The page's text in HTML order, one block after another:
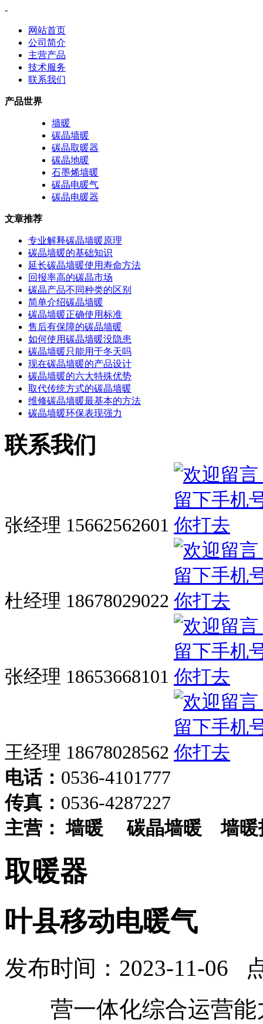
-
网站首页
公司简介
主营产品
技术服务
联系我们
产品世界
墙暖
碳晶墙暖
碳晶取暖器
碳晶地暖
石墨烯墙暖
碳晶电暖气
碳晶电暖器
文章推荐
专业解释碳晶墙暖原理
碳晶墙暖的基础知识
延长碳晶墙暖使用寿命方法
回报率高的碳晶市场
碳晶产品不同种类的区别
简单介绍碳晶墙暖
碳晶墙暖正确使用标准
售后有保障的碳晶墙暖
如何使用碳晶墙暖没隐患
碳晶墙暖只能用于冬天吗
现在碳晶墙暖的产品设计
碳晶墙暖的六大特殊优势
取代传统方式的碳晶墙暖
维修碳晶墙暖最基本的方法
碳晶墙暖环保表现强力
联系我们
张经理 15662562601
杜经理 18678029022
张经理 18653668101
王经理 18678028562
电话： 0536-4101777
传真： 0536-4287227
主营： 墙暖碳晶墙暖墙暖
取暖器
叶县移动电暖气
发布时间：2023-11-06
营一体化综合运营能